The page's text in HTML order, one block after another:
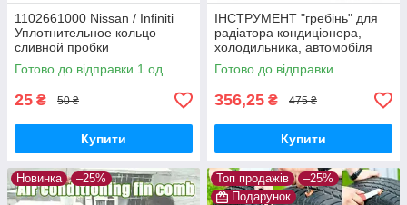
1102661000 Nissan / Infiniti
Уплотнительное кольцо
сливной пробки
Готово до відправки 1 од.
25 ₴ 50 ₴
Купити
ІНСТРУМЕНТ "гребінь" для
радіатора кондиціонера,
холодильника, автомобіля
(очищення, ремонт)
Готово до відправки
356,25 ₴ 475 ₴
Купити
Новинка –25% Топ продажів
–25%
Подарунок